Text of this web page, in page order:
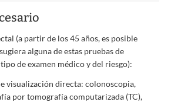
(a partir de los 45 años, es posible
alguna de estas pruebas de
de examen médico y del riesgo):
visualización directa: colonoscopia,
por tomografía computarizada (TC),